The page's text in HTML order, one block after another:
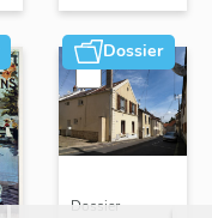
Dossier
Dossier